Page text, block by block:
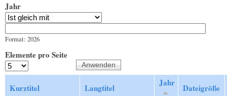
Jahr
Format: 2026
Elemente pro Seite
Kurztitel Langtitel Jahr Dateigröße